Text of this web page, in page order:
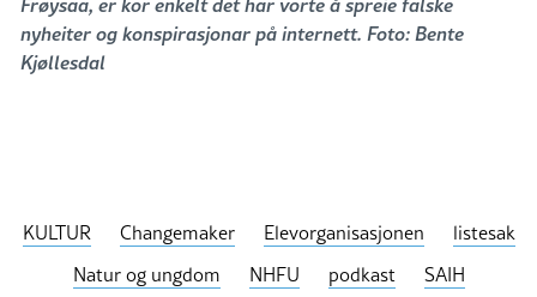
nyheiter og konspirasjonar på internett. Foto: Bente
Kjøllesdal
KULTUR Changemaker Elevorganisasjonen
listesak
Natur og ungdom
NHFU podkast SAIH